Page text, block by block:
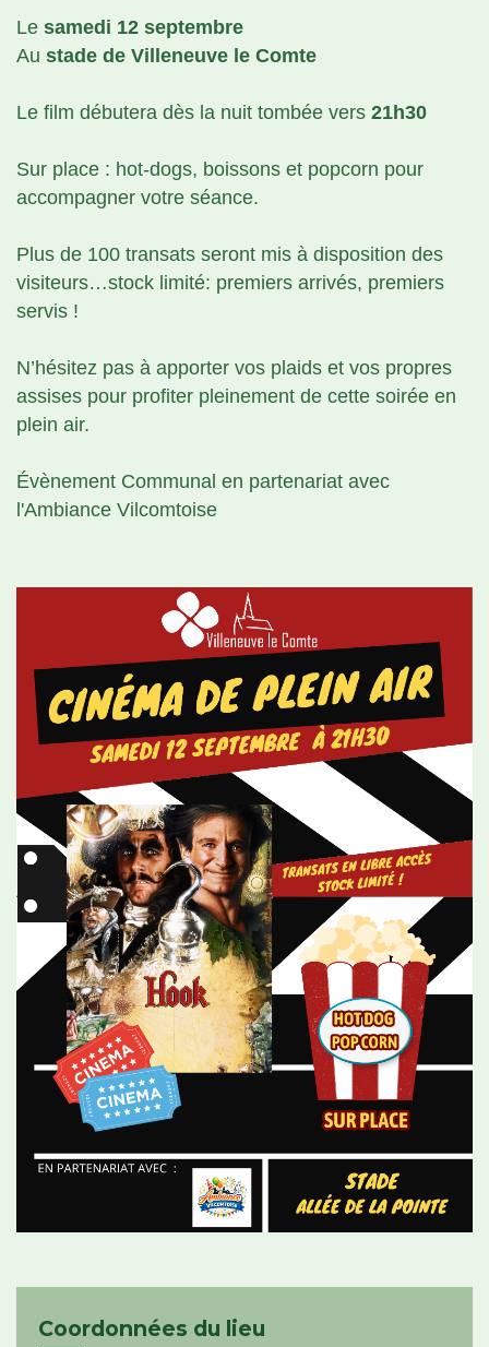
Le samedi 12 septembre
Au stade de Villeneuve le Comte
Le film débutera dès la nuit tombée vers 21h30
Sur place : hot-dogs, boissons et popcorn pour
accompagner votre séance.
Plus de 100 transats seront mis à disposition des
visiteurs…stock limité: premiers arrivés, premiers
servis !
N’hésitez pas à apporter vos plaids et vos propres
assises pour profiter pleinement de cette soirée en
plein air.
Évènement Communal en partenariat avec
l'Ambiance Vilcomtoise
Coordonnées du lieu